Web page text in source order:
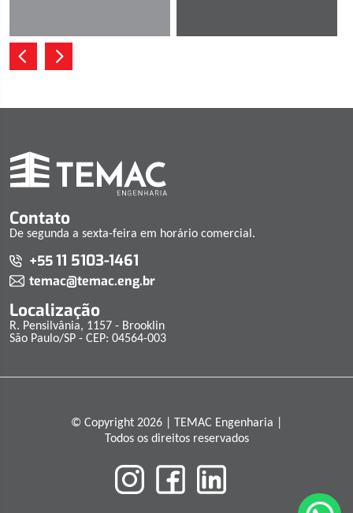
Contato
De segunda a sexta-feira em horário comercial.
+5511 5103-1461
temac@temac.eng.br
Localização
R. Pensilvânia, 1157 - Brooklin
São Paulo/SP - CEP: 04564-003
© Copyright 2026 | TEMAC Engenharia |
Todos os direitos reservados